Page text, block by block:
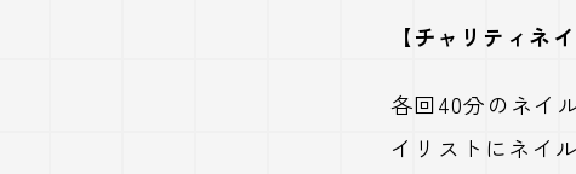
【チャリティネ
各回40分のネイ
イリストにネイ